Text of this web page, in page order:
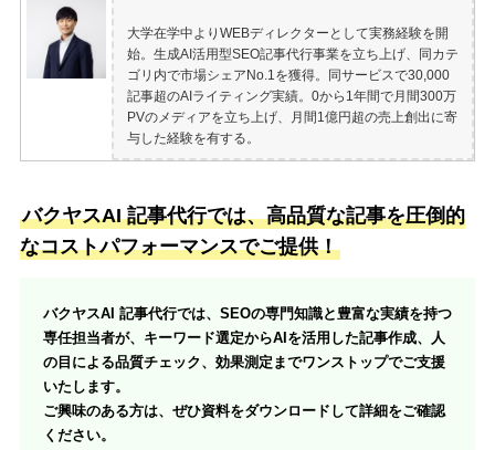
大学在学中よりWEBディレクターとして実務経験を開
始。生成AI活用型SEO記事代行事業を立ち上げ、同カテ
ゴリ内で市場シェアNo.1を獲得。同サービスで30,000
記事超のAIライティング実績。0から1年間で月間300万
PVのメディアを立ち上げ、月間1億円超の売上創出に寄
与した経験を有する。
バクヤスAI 記事代行では、高品質な記事を圧倒的
なコストパフォーマンスでご提供！
バクヤスAI 記事代行では、SEOの専門知識と豊富な実績を持つ
専任担当者が、キーワード選定からAIを活用した記事作成、人
の目による品質チェック、効果測定までワンストップでご支援
いたします。
ご興味のある方は、ぜひ資料をダウンロードして詳細をご確認
ください。